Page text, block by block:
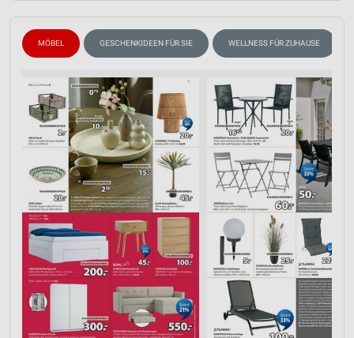
MÖBEL GESCHENKIDEEN FÜR SIE WELLNESS FÜR ZUHAUSE
Verwendung reduzierter Daten zur Auswahl von
Erstellung von Profilen für personalisierte
Werbung
Verwendung von Profilen zur Auswahl
personalisierter Werbung
Erstellung von Profilen zur Personalisierung
von Inhalten
Verwendung von Profilen zur Auswahl
personalisierter Inhalte
Messung der Werbeleistung
Messung der Performance von Inhalten